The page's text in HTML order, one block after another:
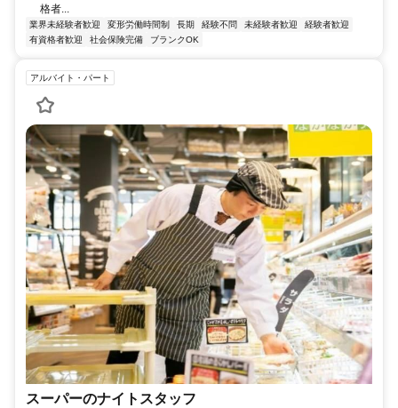
格者...
業界未経験者歓迎 変形労働時間制 長期 経験不問 未経験者歓迎
経験者歓迎
有資格者歓迎
社会保険完備 ブランクOK
アルバイト・パート
スーパーのナイトスタッフ